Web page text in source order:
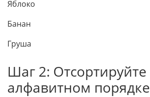
Яблоко
Банан
Груша
Шаг 2: Отсортируйте
алфавитном порядке